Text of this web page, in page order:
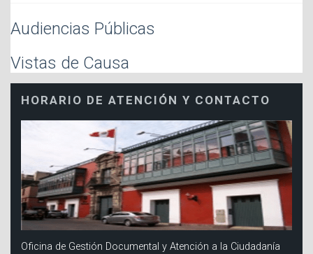
Audiencias Públicas
Vistas de Causa
HORARIO DE ATENCIÓN Y CONTACTO
Oficina de Gestión Documental y Atención a la Ciudadanía